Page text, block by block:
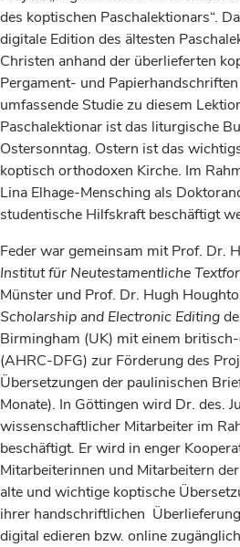
des koptischen Paschalektionars“.
digitale Edition des ältesten
Christen anhand der überlieferten
Pergament- und
umfassende Studie zu diesem
Paschalektionar ist das liturgische
Ostersonntag. Ostern ist das
koptisch orthodoxen Kirche. Im
Lina Elhage-Mensching als
studentische Hilfskraft beschäftigt
Feder war gemeinsam mit Prof. Dr.
Institut für Neutestamentliche
Münster und Prof. Dr. Hugh
Scholarship and Electronic Editing
Birmingham (UK) mit einem
(AHRC-DFG) zur Förderung des
Übersetzungen der paulinischen
Monate). In Göttingen wird Dr. des.
wissenschaftlicher Mitarbeiter im
beschäftigt. Er wird in enger
Mitarbeiterinnen und Mitarbeitern
alte und wichtige koptische
ihrer handschriftlichen
digital edieren bzw. online